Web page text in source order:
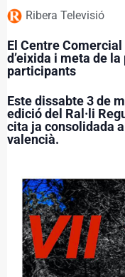
Ribera Televisió
El Centre
d’eixida i meta de
participants
Este dissabte 3 de
edició del Ral·li
cita ja consolidada
valencià.